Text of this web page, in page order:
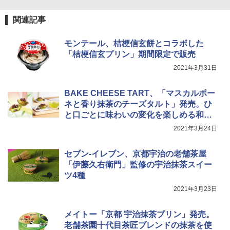
4
ジ 赤外線センサー ノンフライ調理 簡単
お手入れ 小型 新生活 一人暮らし 二人暮
らし ファミリー
5
シャープ ウォーターオーブン ヘルシオ
AX-XJ1-B ブラック 30L 2段調理 コンベ
￥44,800
関連記事
モンテール、桔梗信玄餅とコラボした
「桔梗信玄プリン」期間限定で販売
2021年3月31日
BAKE CHEESE TART、「マスカルポー
ネと香り抹茶のチーズタルト」発売。ひ
と口ごとに味わいの変化を楽しめる和ス
2021年3月24日
セブン-イレブン、京都宇治の老舗茶屋
「伊藤久右衛門」監修の宇治抹茶スイー
ツ4種
2021年3月23日
メイトー「京都 宇治抹茶プリン」発売。
老舗茶園十代目茶匠ブレンドの抹茶を使